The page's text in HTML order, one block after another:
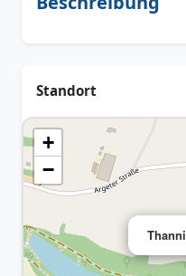
Standort
+
−